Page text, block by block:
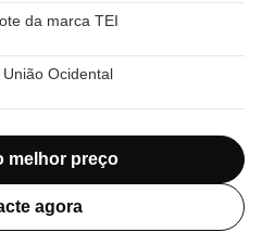
da marca TEI
União Ocidental
melhor preço
agora